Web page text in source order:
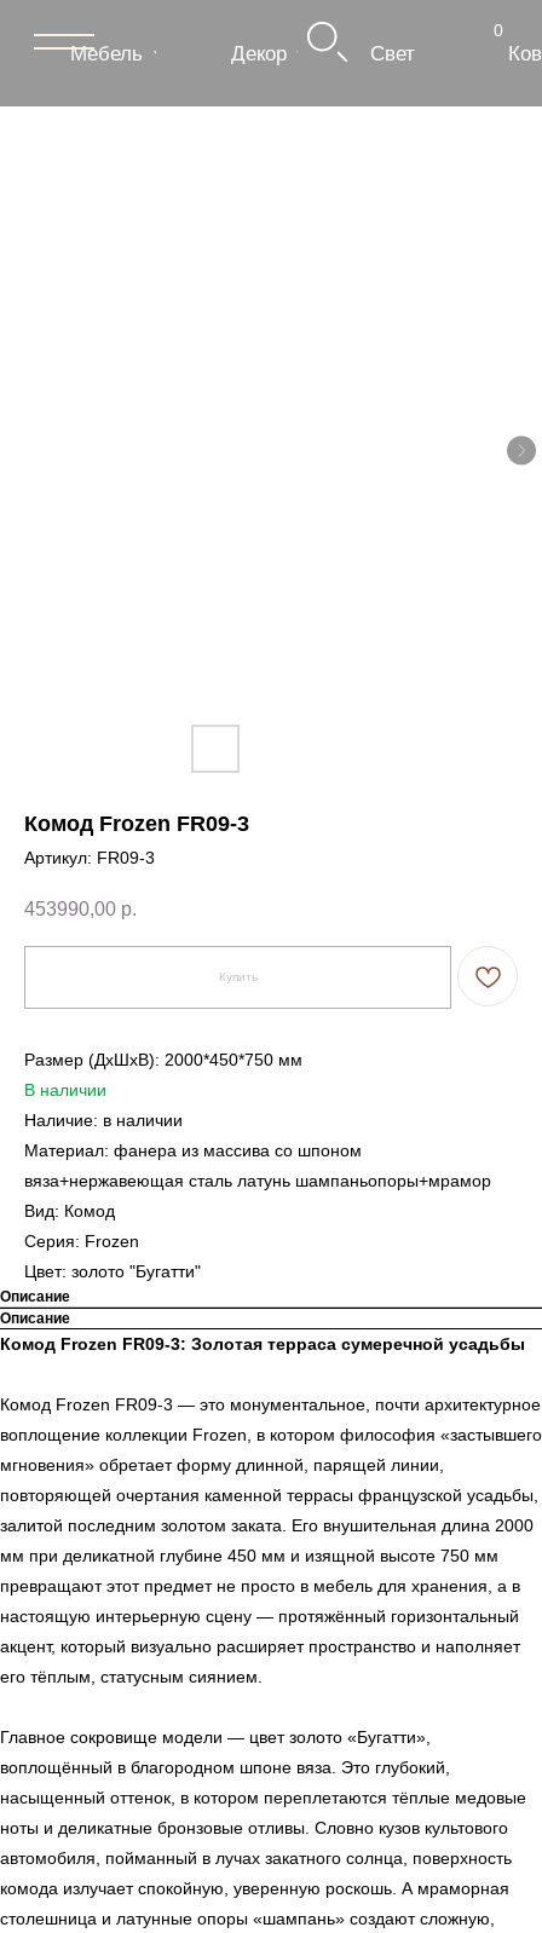
Мебель
Комод Frozen FR09-3
Артикул: FR09-3
453990,00 р.
Купить
Размер (ДxШxВ): 2000*450*750 мм
В наличии
Наличие: в наличии
Материал: фанера из массива со шпоном
вяза+нержавеющая сталь латунь шампаньопоры+мрамор
Вид: Комод
Серия: Frozen
Цвет: золото "Бугатти"
Описание
Описание
Комод Frozen FR09-3: Золотая терраса сумеречной усадьбы
Комод Frozen FR09-3 — это монументальное, почти архитектурное
воплощение коллекции Frozen, в котором философия «застывшего
мгновения» обретает форму длинной, парящей линии,
повторяющей очертания каменной террасы французской усадьбы,
залитой последним золотом заката. Его внушительная длина 2000
мм при деликатной глубине 450 мм и изящной высоте 750 мм
превращают этот предмет не просто в мебель для хранения, а в
настоящую интерьерную сцену — протяжённый горизонтальный
акцент, который визуально расширяет пространство и наполняет
его тёплым, статусным сиянием.
Главное сокровище модели — цвет золото «Бугатти»,
воплощённый в благородном шпоне вяза. Это глубокий,
насыщенный оттенок, в котором переплетаются тёплые медовые
ноты и деликатные бронзовые отливы. Словно кузов культового
автомобиля, пойманный в лучах закатного солнца, поверхность
комода излучает спокойную, уверенную роскошь. А мраморная
столешница и латунные опоры «шампань» создают сложную,